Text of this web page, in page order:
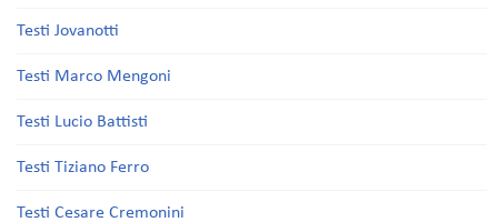
Testi Jovanotti
Testi Marco Mengoni
Testi Lucio Battisti
Testi Tiziano Ferro
Testi Cesare Cremonini